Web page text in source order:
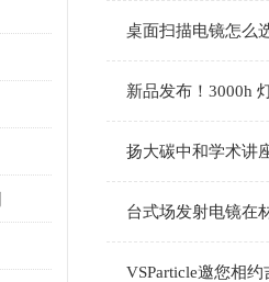
桌面扫描电镜怎么选
新品发布！3000h
扬大碳中和学术讲
台式场发射电镜在
VSParticle邀您相